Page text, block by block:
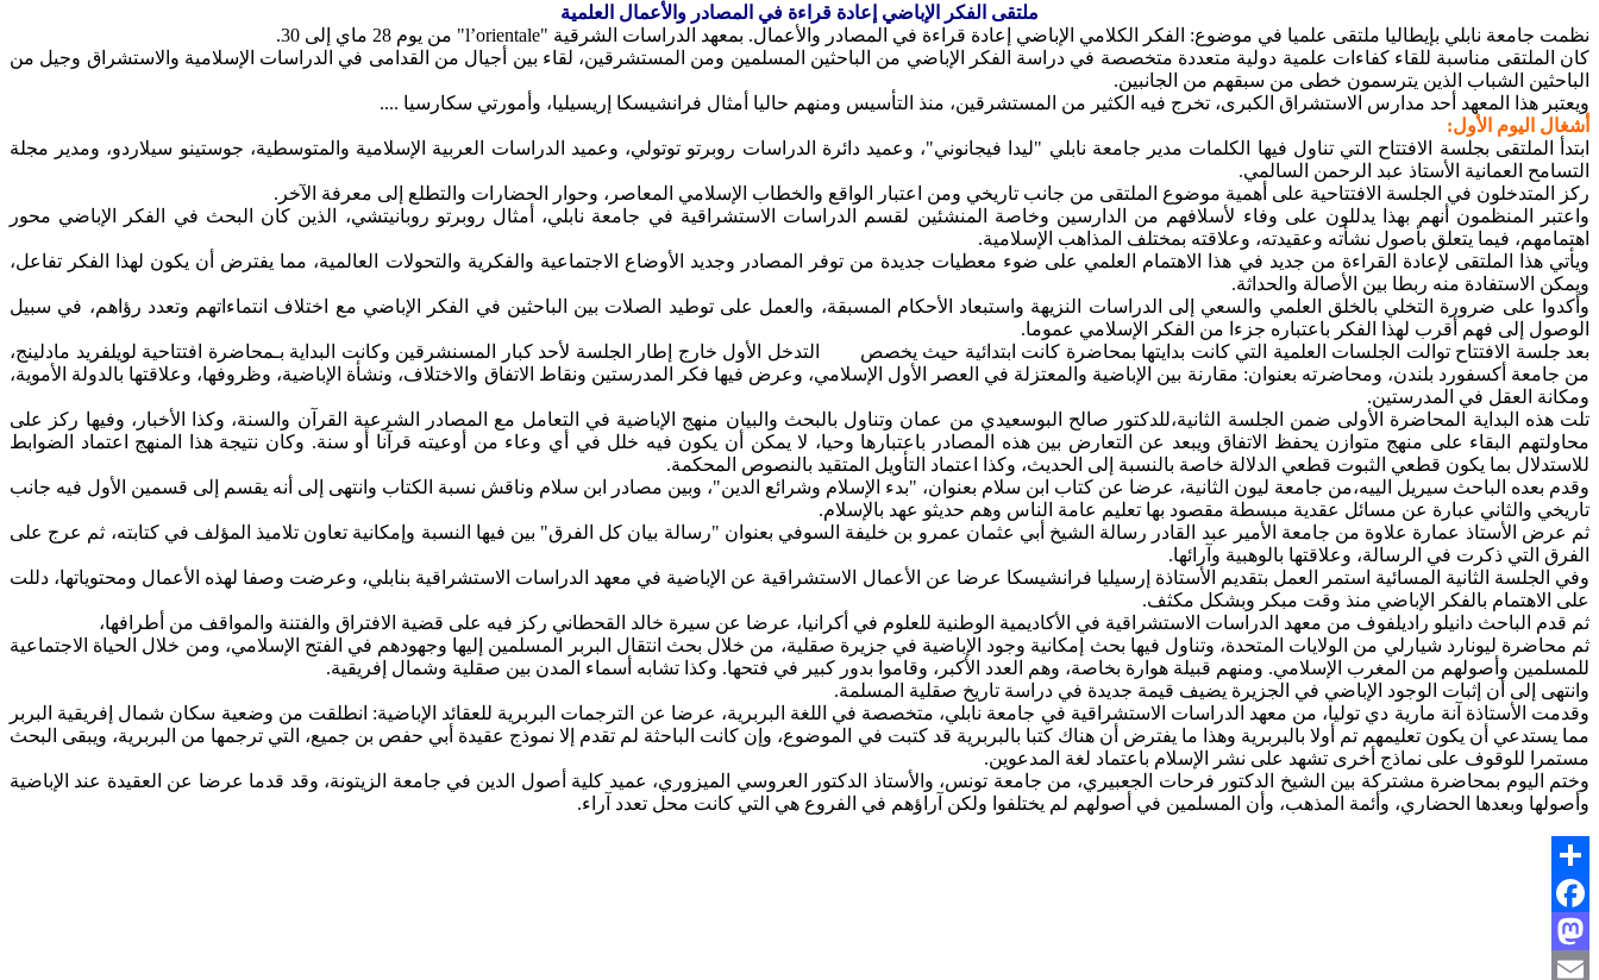
ملتقى الفكر الإباضي إعادة قراءة في المصادر والأعمال العلمية
نظمت جامعة نابلي بإيطاليا ملتقى علميا في موضوع: الفكر الكلامي الإباضي إعادة قراءة في المصادر والأعمال. بمعهد الدراسات الشرقية "l’orientale" من يوم 28 ماي إلى 30.
كان الملتقى مناسبة للقاء كفاءات علمية دولية متعددة متخصصة في دراسة الفكر الإباضي من الباحثين المسلمين ومن المستشرقين، لقاء بين أجيال من القدامى في الدراسات الإسلامية والاستشراق وجيل من
الباحثين الشباب الذين يترسمون خطى من سبقهم من الجانبين.
ويعتبر هذا المعهد أحد مدارس الاستشراق الكبرى، تخرج فيه الكثير من المستشرقين، منذ التأسيس ومنهم حاليا أمثال فرانشيسكا إريسيليا، وأمورتي سكارسيا ....
أشغال اليوم الأول:
ابتدأ الملتقى بجلسة الافتتاح التي تناول فيها الكلمات مدير جامعة نابلي "ليدا فيجانوني"، وعميد دائرة الدراسات روبرتو توتولي، وعميد الدراسات العربية الإسلامية والمتوسطية، جوستينو سيلاردو، ومدير مجلة
التسامح العمانية الأستاذ عبد الرحمن السالمي.
ركز المتدخلون في الجلسة الافتتاحية على أهمية موضوع الملتقى من جانب تاريخي ومن اعتبار الواقع والخطاب الإسلامي المعاصر، وحوار الحضارات والتطلع إلى معرفة الآخر.
واعتبر المنظمون أنهم بهذا يدللون على وفاء لأسلافهم من الدارسين وخاصة المنشئين لقسم الدراسات الاستشراقية في جامعة نابلي، أمثال روبرتو روبانيتشي، الذين كان البحث في الفكر الإباضي محور
اهتمامهم، فيما يتعلق بأصول نشأته وعقيدته، وعلاقته بمختلف المذاهب الإسلامية.
ويأتي هذا الملتقى لإعادة القراءة من جديد في هذا الاهتمام العلمي على ضوء معطيات جديدة من توفر المصادر وجديد الأوضاع الاجتماعية والفكرية والتحولات العالمية، مما يفترض أن يكون لهذا الفكر تفاعل،
ويمكن الاستفادة منه ربطا بين الأصالة والحداثة.
وأكدوا على ضرورة التخلي بالخلق العلمي والسعي إلى الدراسات النزيهة واستبعاد الأحكام المسبقة، والعمل على توطيد الصلات بين الباحثين في الفكر الإباضي مع اختلاف انتماءاتهم وتعدد رؤاهم، في سبيل
الوصول إلى فهم أقرب لهذا الفكر باعتباره جزءا من الفكر الإسلامي عموما.
بعد جلسة الافتتاح توالت الجلسات العلمية التي كانت بدايتها بمحاضرة كانت ابتدائية حيث يخصص
التدخل الأول خارج إطار الجلسة لأحد كبار المسنشرقين وكانت البداية بـمحاضرة افتتاحية لويلفريد مادلينج،
من جامعة أكسفورد بلندن، ومحاضرته بعنوان: مقارنة بين الإباضية والمعتزلة في العصر الأول الإسلامي، وعرض فيها فكر المدرستين ونقاط الاتفاق والاختلاف، ونشأة الإباضية، وظروفها، وعلاقتها بالدولة الأموية،
ومكانة العقل في المدرستين.
تلت هذه البداية المحاضرة الأولى ضمن الجلسة الثانية،للدكتور صالح البوسعيدي من عمان وتناول بالبحث والبيان منهج الإباضية في التعامل مع المصادر الشرعية القرآن والسنة، وكذا الأخبار، وفيها ركز على
محاولتهم البقاء على منهج متوازن يحفظ الاتفاق ويبعد عن التعارض بين هذه المصادر باعتبارها وحيا، لا يمكن أن يكون فيه خلل في أي وعاء من أوعيته قرآنا أو سنة. وكان نتيجة هذا المنهج اعتماد الضوابط
للاستدلال بما يكون قطعي الثبوت قطعي الدلالة خاصة بالنسبة إلى الحديث، وكذا اعتماد التأويل المتقيد بالنصوص المحكمة.
وقدم بعده الباحث سيريل الييه،من جامعة ليون الثانية، عرضا عن كتاب ابن سلام بعنوان، "بدء الإسلام وشرائع الدين"، وبين مصادر ابن سلام وناقش نسبة الكتاب وانتهى إلى أنه يقسم إلى قسمين الأول فيه جانب
تاريخي والثاني عبارة عن مسائل عقدية مبسطة مقصود بها تعليم عامة الناس وهم حديثو عهد بالإسلام.
ثم عرض الأستاذ عمارة علاوة من جامعة الأمير عبد القادر رسالة الشيخ أبي عثمان عمرو بن خليفة السوفي بعنوان "رسالة بيان كل الفرق" بين فيها النسبة وإمكانية تعاون تلاميذ المؤلف في كتابته، ثم عرج على
الفرق التي ذكرت في الرسالة، وعلاقتها بالوهبية وآرائها.
وفي الجلسة الثانية المسائية استمر العمل بتقديم الأستاذة إرسيليا فرانشيسكا عرضا عن الأعمال الاستشراقية عن الإباضية في معهد الدراسات الاستشراقية بنابلي، وعرضت وصفا لهذه الأعمال ومحتوياتها، دللت
على الاهتمام بالفكر الإباضي منذ وقت مبكر وبشكل مكثف.
ثم قدم الباحث دانيلو راديلفوف من معهد الدراسات الاستشراقية في الأكاديمية الوطنية للعلوم في أكرانيا، عرضا عن سيرة خالد القحطاني ركز فيه على قضية الافتراق والفتنة والمواقف من أطرافها،
ثم محاضرة ليونارد شيارلي من الولايات المتحدة، وتناول فيها بحث إمكانية وجود الإباضية في جزيرة صقلية، من خلال بحث انتقال البربر المسلمين إليها وجهودهم في الفتح الإسلامي، ومن خلال الحياة الاجتماعية
للمسلمين وأصولهم من المغرب الإسلامي. ومنهم قبيلة هوارة بخاصة، وهم العدد الأكبر، وقاموا بدور كبير في فتحها. وكذا تشابه أسماء المدن بين صقلية وشمال إفريقية.
وانتهى إلى أن إثبات الوجود الإباضي في الجزيرة يضيف قيمة جديدة في دراسة تاريخ صقلية المسلمة.
وقدمت الأستاذة آنة مارية دي توليا، من معهد الدراسات الاستشراقية في جامعة نابلي، متخصصة في اللغة البربرية، عرضا عن الترجمات البربرية للعقائد الإباضية: انطلقت من وضعية سكان شمال إفريقية البربر
مما يستدعي أن يكون تعليمهم تم أولا بالبربرية وهذا ما يفترض أن هناك كتبا بالبربرية قد كتبت في الموضوع، وإن كانت الباحثة لم تقدم إلا نموذج عقيدة أبي حفص بن جميع، التي ترجمها من البربرية، ويبقى البحث
مستمرا للوقوف على نماذج أخرى تشهد على نشر الإسلام باعتماد لغة المدعوين.
وختم اليوم بمحاضرة مشتركة بين الشيخ الدكتور فرحات الجعبيري، من جامعة تونس، والأستاذ الدكتور العروسي الميزوري، عميد كلية أصول الدين في جامعة الزيتونة، وقد قدما عرضا عن العقيدة عند الإباضية
وأصولها وبعدها الحضاري، وأئمة المذهب، وأن المسلمين في أصولهم لم يختلفوا ولكن آراؤهم في الفروع هي التي كانت محل تعدد آراء.
Share
Facebook
Mastodon